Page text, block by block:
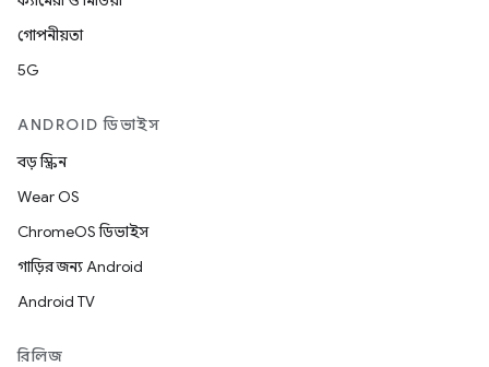
গোপনীয়তা
5G
ANDROID ডিভাইস
বড় স্ক্রিন
Wear OS
ChromeOS ডিভাইস
গাড়ির জন্য Android
Android TV
রিলিজ